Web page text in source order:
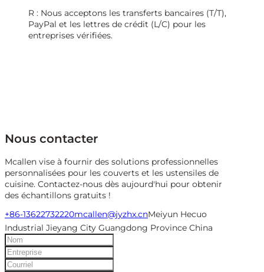
R : Nous acceptons les transferts bancaires (T/T),
PayPal et les lettres de crédit (L/C) pour les
entreprises vérifiées.
Nous contacter
Mcallen vise à fournir des solutions professionnelles
personnalisées pour les couverts et les ustensiles de
cuisine. Contactez-nous dès aujourd'hui pour obtenir
des échantillons gratuits !
+86-13622732220mcallen@jyzhx.cnMeiyun Hecuo
Industrial Jieyang City Guangdong Province China